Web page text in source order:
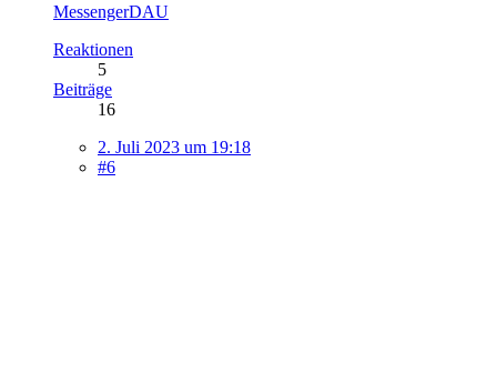
MessengerDAU
Reaktionen
5
Beiträge
16
2. Juli 2023 um 19:18
#6